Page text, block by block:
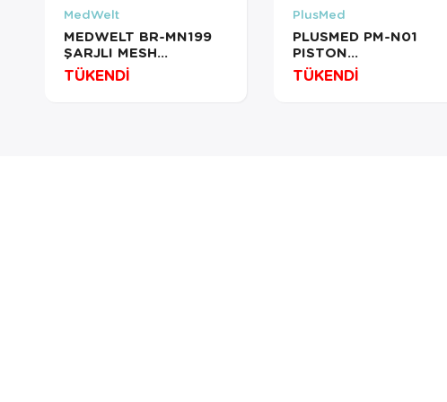
MedWelt
MEDWELT BR-MN199
ŞARJLI MESH
ULTRASONİK
NEBULİZATÖR
TÜKENDİ
PlusMed
PLUSMED PM-N01
PISTON
KOMPRESÖRLÜ
NEBULİZATÖR
TÜKENDİ